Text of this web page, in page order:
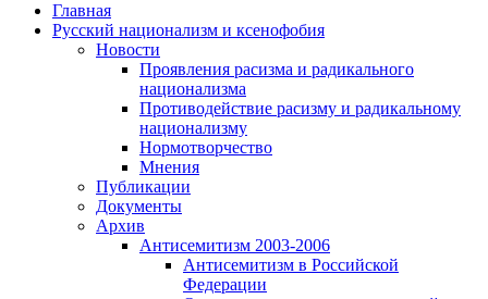
Главная
Русский национализм и ксенофобия
Новости
Проявления расизма и радикального
национализма
Противодействие расизму и радикальному
национализму
Нормотворчество
Мнения
Публикации
Документы
Архив
Антисемитизм 2003-2006
Антисемитизм в Российской
Федерации